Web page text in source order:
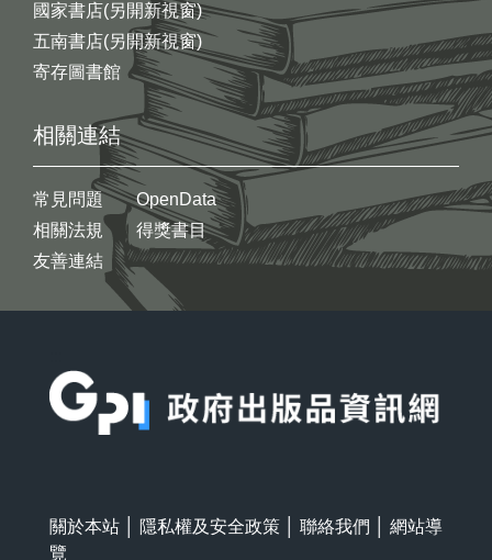
國家書店(另開新視窗)
五南書店(另開新視窗)
寄存圖書館
相關連結
常見問題
相關法規
友善連結
OpenData
得獎書目
關於本站 隱私權及安全政策 聯絡我們
網站導
覽